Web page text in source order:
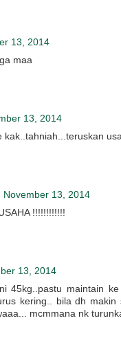
13, 2014
maa
13, 2014
kak..tahniah...teruskan
November 13, 2014
!!!!!!!!!!!!
13, 2014
45kg..pastu maintain
kering.. bila dh
mcmmana nk